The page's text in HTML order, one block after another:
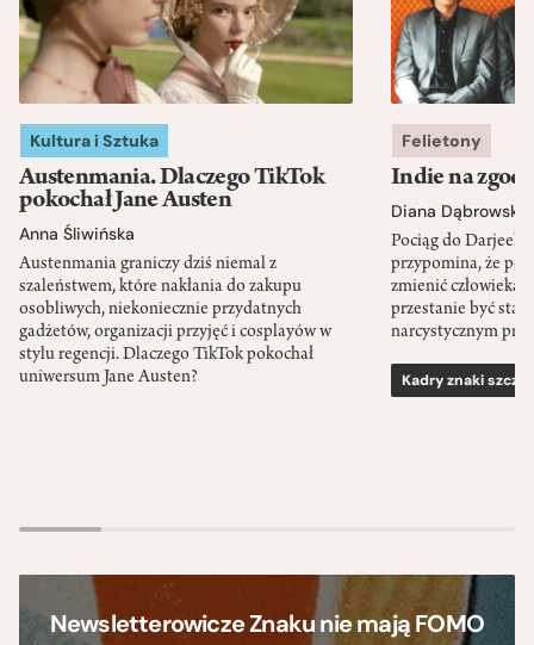
Kultura i Sztuka
Austenmania. Dlaczego TikTok
pokochał Jane Austen
Anna Śliwińska
Austenmania graniczy dziś niemal z
szaleństwem, które nakłania do zakupu
osobliwych, niekoniecznie przydatnych
gadżetów, organizacji przyjęć i cosplayów w
stylu regencji. Dlaczego TikTok pokochał
uniwersum Jane Austen?
Felietony
Indie na
Diana Dąbrowska
Pociąg do
przypomina, że
zmienić człowieka
przestanie być
narcystycznym
Kadry znaki
Newsletterowicze Znaku nie mają FOMO